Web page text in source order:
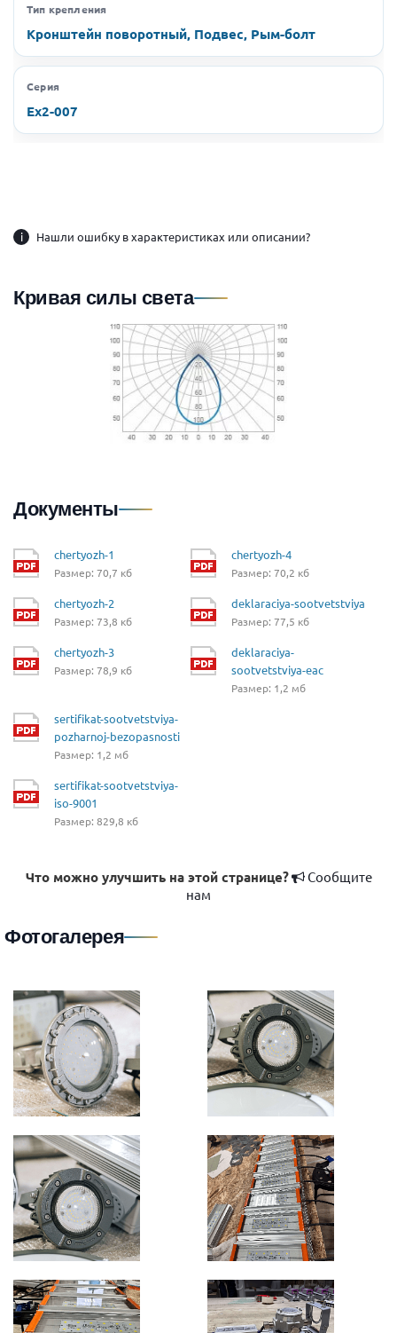
Тип крепления
Кронштейн поворотный, Подвес, Рым-болт
Серия
Ex2-007
i Нашли ошибку в характеристиках или описании?
Кривая силы света
Документы
chertyozh-1
Размер: 70,7 кб
chertyozh-2
Размер: 73,8 кб
chertyozh-3
Размер: 78,9 кб
chertyozh-4
Размер: 70,2 кб
deklaraciya-sootvetstviya
Размер: 77,5 кб
deklaraciya-
sootvetstviya-eac
Размер: 1,2 мб
sertifikat-sootvetstviya-
pozharnoj-bezopasnosti
Размер: 1,2 мб
sertifikat-sootvetstviya-
iso-9001
Размер: 829,8 кб
Что можно улучшить на этой странице?
Сообщите
нам
Фотогалерея